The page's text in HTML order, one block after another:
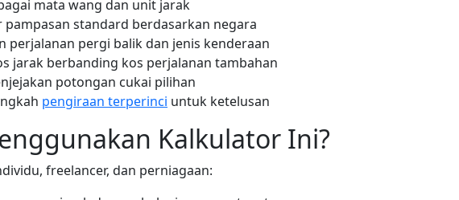
mata wang dan unit jarak
pampasan standard berdasarkan negara
perjalanan pergi balik dan jenis kenderaan
jarak berbanding kos perjalanan tambahan
potongan cukai pilihan
pengiraan terperinci untuk ketelusan
Kalkulator Ini?
freelancer, dan perniagaan: